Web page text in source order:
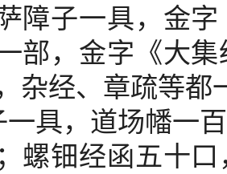
障子一具，金
部，金字《大
杂经、章疏等都
一具，道场幡一
螺钿经函五十